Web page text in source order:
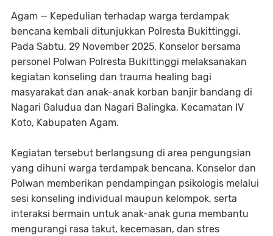
Agam — Kepedulian terhadap warga terdampak
bencana kembali ditunjukkan Polresta Bukittinggi.
Pada Sabtu, 29 November 2025, Konselor bersama
personel Polwan Polresta Bukittinggi melaksanakan
kegiatan konseling dan trauma healing bagi
masyarakat dan anak-anak korban banjir bandang di
Nagari Galudua dan Nagari Balingka, Kecamatan IV
Koto, Kabupaten Agam.
Kegiatan tersebut berlangsung di area pengungsian
yang dihuni warga terdampak bencana. Konselor dan
Polwan memberikan pendampingan psikologis melalui
sesi konseling individual maupun kelompok, serta
interaksi bermain untuk anak-anak guna membantu
mengurangi rasa takut, kecemasan, dan stres